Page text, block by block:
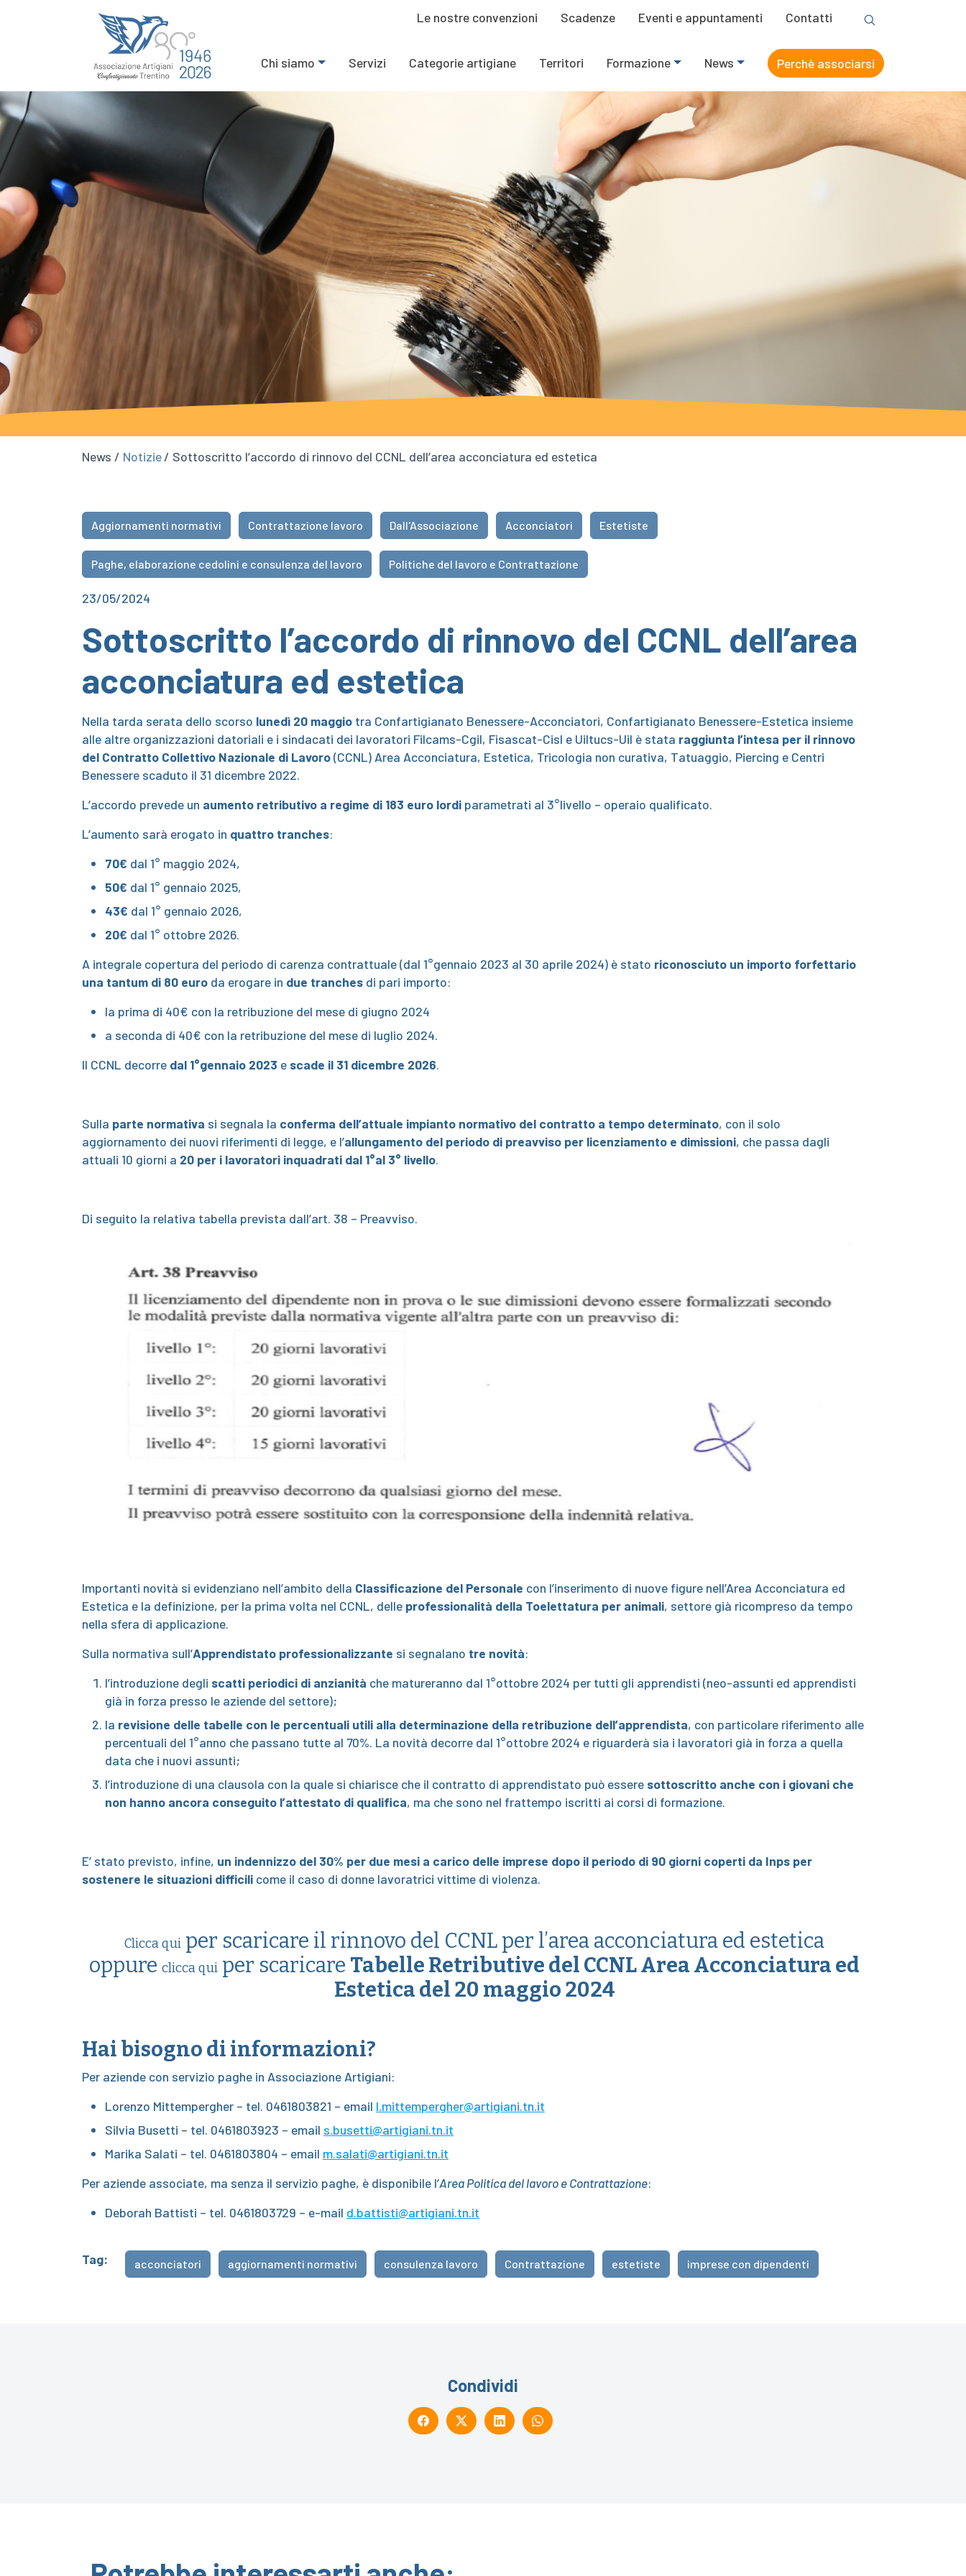
Le nostre convenzioni Scadenze Eventi e appuntamenti Contatti
Chi siamo Servizi Categorie artigiane Territori Formazione News Perchè associarsi
News / Notizie/ Sottoscritto l’accordo di rinnovo del CCNL dell’area acconciatura ed estetica
Aggiornamenti normativi Contrattazione lavoro Dall'Associazione Acconciatori Estetiste
Paghe, elaborazione cedolini e consulenza del lavoro Politiche del lavoro e Contrattazione
23/05/2024
Sottoscritto l’accordo di rinnovo del CCNL dell’area
acconciatura ed estetica
Nella tarda serata dello scorso lunedì 20 maggio tra Confartigianato Benessere-Acconciatori, Confartigianato Benessere-Estetica insieme
alle altre organizzazioni datoriali e i sindacati dei lavoratori Filcams-Cgil, Fisascat-Cisl e Uiltucs-Uil è stata raggiunta l’intesa per il rinnovo
del Contratto Collettivo Nazionale di Lavoro(CCNL) Area Acconciatura, Estetica, Tricologia non curativa, Tatuaggio, Piercing e Centri
Benessere scaduto il 31 dicembre 2022.
L’accordo prevede un aumento retributivo a regime di 183 euro lordi parametrati al 3°livello – operaio qualificato.
L’aumento sarà erogato in quattro tranches:
70€ dal 1° maggio 2024,
50€ dal 1° gennaio 2025,
43€ dal 1° gennaio 2026,
20€ dal 1° ottobre 2026.
A integrale copertura del periodo di carenza contrattuale (dal 1°gennaio 2023 al 30 aprile 2024) è stato riconosciuto un importo forfettario
una tantum di 80 euro da erogare in due tranches di pari importo:
la prima di 40€ con la retribuzione del mese di giugno 2024
a seconda di 40€ con la retribuzione del mese di luglio 2024.
Il CCNL decorre dal 1°gennaio 2023 e scade il 31 dicembre 2026.
Sulla parte normativa si segnala la conferma dell’attuale impianto normativo del contratto a tempo determinato, con il solo
aggiornamento dei nuovi riferimenti di legge, e l’allungamento del periodo di preavviso per licenziamento e dimissioni, che passa dagli
attuali 10 giorni a 20 per i lavoratori inquadrati dal 1°al 3° livello.
Di seguito la relativa tabella prevista dall’art. 38 – Preavviso.
Importanti novità si evidenziano nell’ambito della Classificazione del Personale con l’inserimento di nuove figure nell’Area Acconciatura ed
Estetica e la definizione, per la prima volta nel CCNL, delle professionalità della Toelettatura per animali, settore già ricompreso da tempo
nella sfera di applicazione.
Sulla normativa sull’Apprendistato professionalizzante si segnalano tre novità:
l’introduzione degli scatti periodici di anzianità che matureranno dal 1°ottobre 2024 per tutti gli apprendisti (neo-assunti ed apprendisti
già in forza presso le aziende del settore);
la revisione delle tabelle con le percentuali utili alla determinazione della retribuzione dell’apprendista, con particolare riferimento alle
percentuali del 1°anno che passano tutte al 70%. La novità decorre dal 1°ottobre 2024 e riguarderà sia i lavoratori già in forza a quella
data che i nuovi assunti;
l’introduzione di una clausola con la quale si chiarisce che il contratto di apprendistato può essere sottoscritto anche con i giovani che
non hanno ancora conseguito l’attestato di qualifica, ma che sono nel frattempo iscritti ai corsi di formazione.
E’ stato previsto, infine, un indennizzo del 30% per due mesi a carico delle imprese dopo il periodo di 90 giorni coperti da Inps per
sostenere le situazioni difficili come il caso di donne lavoratrici vittime di violenza.
Clicca qui per scaricare il rinnovo del CCNL per l’area acconciatura ed estetica
oppure clicca qui per scaricare Tabelle Retributive del CCNL Area Acconciatura ed
Estetica del 20 maggio 2024
Hai bisogno di informazioni?
Per aziende con servizio paghe in Associazione Artigiani:
Lorenzo Mittempergher – tel. 0461803821 – email l.mittempergher@artigiani.tn.it
Silvia Busetti – tel. 0461803923 – email s.busetti@artigiani.tn.it
Marika Salati – tel. 0461803804 – email m.salati@artigiani.tn.it
Per aziende associate, ma senza il servizio paghe, è disponibile l’Area Politica del lavoro e Contrattazione:
Deborah Battisti – tel. 0461803729 – e-mail d.battisti@artigiani.tn.it
Tag: acconciatori aggiornamenti normativi consulenza lavoro Contrattazione estetiste imprese con dipendenti
Condividi